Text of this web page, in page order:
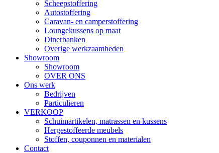
Scheepstoffering
Autostoffering
Caravan- en camperstoffering
Loungekussens op maat
Dinerbanken
Overige werkzaamheden
Showroom
Showroom
OVER ONS
Ons werk
Bedrijven
Particulieren
VERKOOP
Schuimartikelen, matrassen en kussens
Hergestoffeerde meubels
Stoffen, couponnen en materialen
Contact